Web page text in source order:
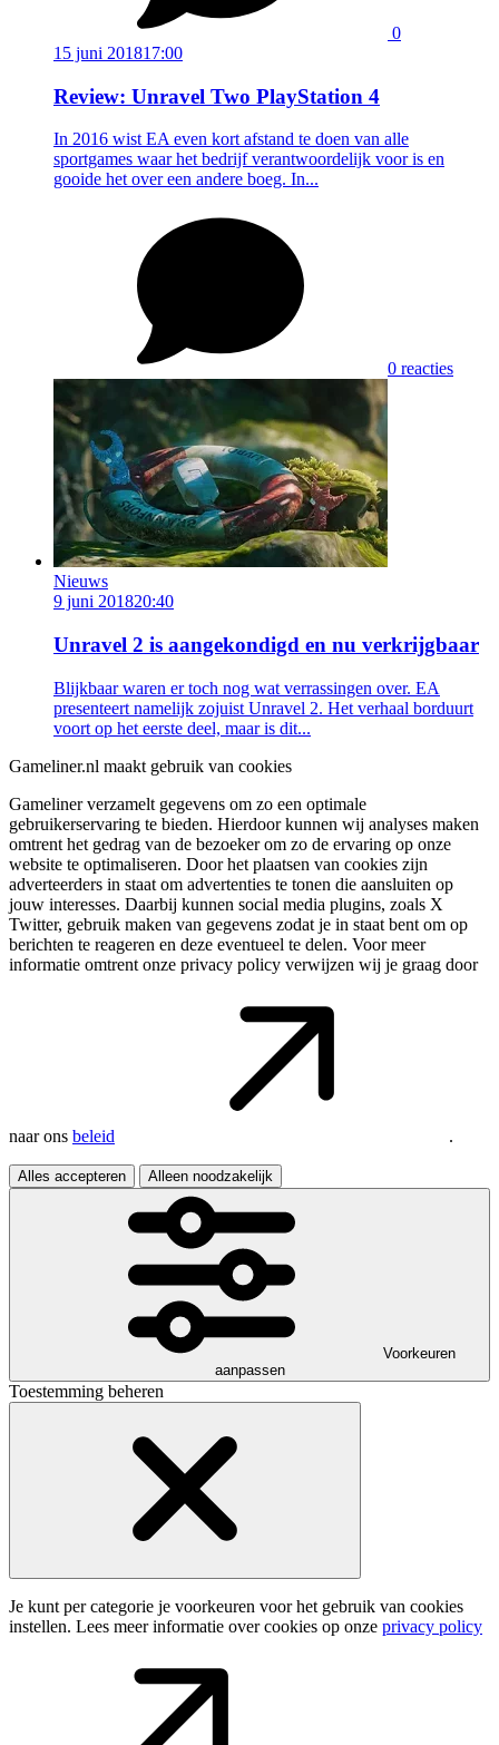
0
15 juni 201817:00
Review: Unravel Two PlayStation 4
In 2016 wist EA even kort afstand te doen van alle
sportgames waar het bedrijf verantwoordelijk voor is en
gooide het over een andere boeg. In...
0 reacties
Nieuws
9 juni 201820:40
Unravel 2 is aangekondigd en nu verkrijgbaar
Blijkbaar waren er toch nog wat verrassingen over. EA
presenteert namelijk zojuist Unravel 2. Het verhaal borduurt
voort op het eerste deel, maar is dit...
Gameliner.nl maakt gebruik van cookies
Gameliner verzamelt gegevens om zo een optimale
gebruikerservaring te bieden. Hierdoor kunnen wij analyses maken
omtrent het gedrag van de bezoeker om zo de ervaring op onze
website te optimaliseren. Door het plaatsen van cookies zijn
adverteerders in staat om advertenties te tonen die aansluiten op
jouw interesses. Daarbij kunnen social media plugins, zoals X
Twitter, gebruik maken van gegevens zodat je in staat bent om op
berichten te reageren en deze eventueel te delen. Voor meer
informatie omtrent onze privacy policy verwijzen wij je graag door
naar ons beleid .
Alles accepteren Alleen noodzakelijk
Voorkeuren
aanpassen
Toestemming beheren
Je kunt per categorie je voorkeuren voor het gebruik van cookies
instellen. Lees meer informatie over cookies op onze privacy policy